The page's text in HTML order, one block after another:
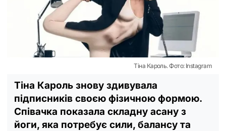
Тіна Кароль. Фото: Instagram
Тіна Кароль знову здивувала
підписників своєю фізичною формою.
Співачка показала складну асану з
йоги, яка потребує сили, балансу та